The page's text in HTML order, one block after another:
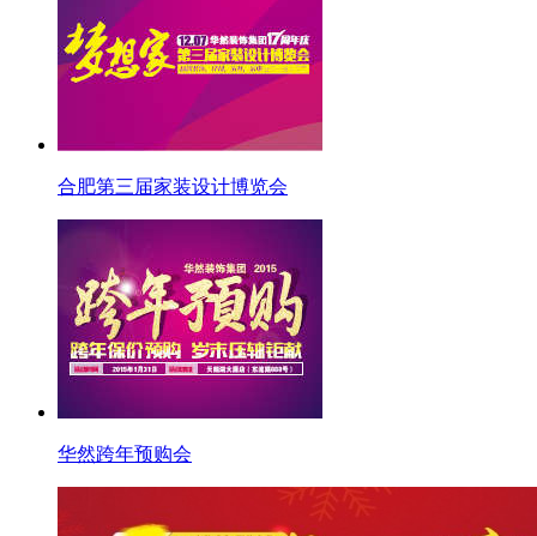
合肥第三届家装设计博览会
华然跨年预购会